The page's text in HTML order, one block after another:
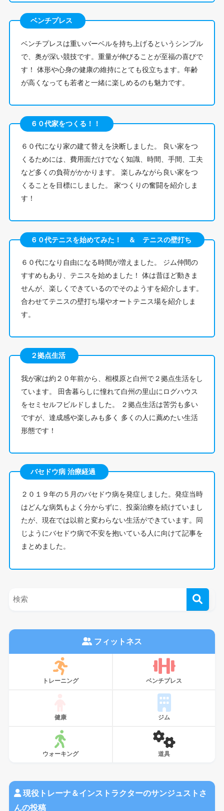
ベンチプレス
ベンチプレスは重いバーベルを持ち上げるというシンプル
で、奥が深い競技です。重量が伸びることが至福の喜びで
す！ 体形や心身の健康の維持にとても役立ちます。年齢
が高くなっても若者と一緒に楽しめるのも魅力です。
６０代家をつくる！！
６０代になり家の建て替えを決断しました。 良い家をつ
くるためには、費用面だけでなく知識、時間、手間、工夫
など多くの負荷がかかります。 楽しみながら良い家をつ
くることを目標にしました。 家つくりの奮闘を紹介しま
す！
６０代テニスを始めてみた！ ＆ テニスの壁打ち
６０代になり自由になる時間が増えました。 ジム仲間の
すすめもあり、テニスを始めました！ 体は昔ほど動きま
せんが、楽しくできているのでそのようすを紹介します。
合わせてテニスの壁打ち場やオートテニス場を紹介しま
す。
２拠点生活
我が家は約２０年前から、相模原と白州で２拠点生活をし
ています。 田舎暮らしに憧れて白州の里山にログハウス
をセミセルフビルドしました。 ２拠点生活は苦労も多い
ですが、達成感や楽しみも多く 多くの人に薦めたい生活
形態です！
バセドウ病 治療経過
２０１９年の５月のバセドウ病を発症しました。発症当時
はどんな病気もよく分からずに、投薬治療を続けていまし
たが、現在では以前と変わらない生活ができています。同
じようにバセドウ病で不安を抱いている人に向けて記事を
まとめました。
フィットネス
トレーニング ベンチプレス
健康 ジム
ウォーキング 道具
現役トレーナ＆インストラクターのサンジュストさ
んの投稿